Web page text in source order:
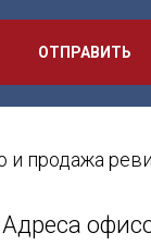
ОТПРАВИТЬ
и продажа
Адреса